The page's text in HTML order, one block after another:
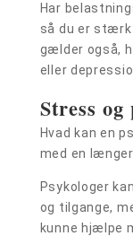
Har
så du er
gælder også,
eller
Stress
Hvad kan en
med en
Psykologer
og tilgange,
kunne hjælpe